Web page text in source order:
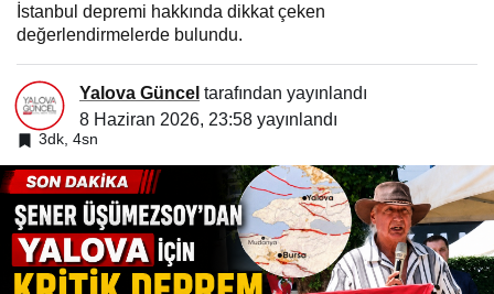
İstanbul depremi hakkında dikkat çeken
değerlendirmelerde bulundu.
Yalova Güncel tarafından yayınlandı
8 Haziran 2026, 23:58 yayınlandı
3dk, 4sn